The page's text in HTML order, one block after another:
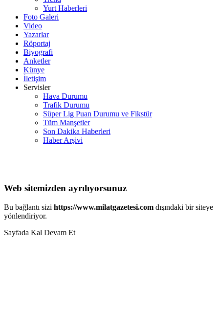
Yurt Haberleri
Foto Galeri
Video
Yazarlar
Röportaj
Biyografi
Anketler
Künye
İletişim
Servisler
Hava Durumu
Trafik Durumu
Süper Lig Puan Durumu ve Fikstür
Tüm Manşetler
Son Dakika Haberleri
Haber Arşivi
Web sitemizden ayrılıyorsunuz
Bu bağlantı sizi https://www.milatgazetesi.com dışındaki bir siteye
yönlendiriyor.
Sayfada Kal Devam Et